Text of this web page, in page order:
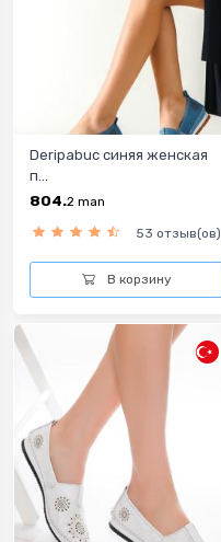
Deripabuc синяя женская
п...
804.2 man
53 отзыв(ов)
В корзину